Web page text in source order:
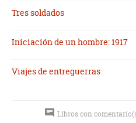
Tres soldados
Iniciación de un hombre: 1917
Viajes de entreguerras
Libros con